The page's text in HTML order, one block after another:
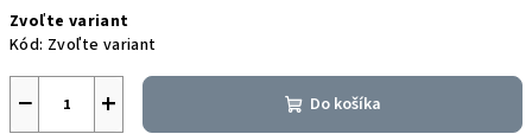
cena:
Zvoľte variant
Kód: Zvoľte variant
+
− Do košíka